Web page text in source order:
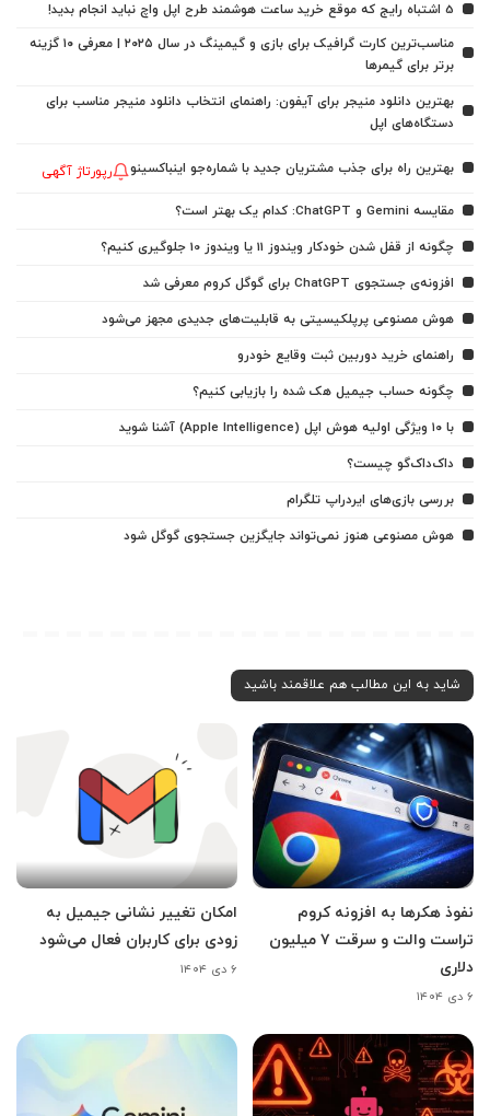
5 اشتباه رایج که موقع خرید ساعت هوشمند طرح اپل واچ نباید انجام بدید!
مناسب‌ترین کارت گرافیک برای بازی و گیمینگ در سال ۲۰۲۵ | معرفی ۱۰ گزینه
برتر برای گیمرها
بهترین دانلود منیجر برای آیفون: راهنمای انتخاب دانلود منیجر مناسب برای
دستگاه‌های اپل
بهترین راه برای جذب مشتریان جدید با شماره‌جو اینباکسینو رپورتاژ آگهی
مقایسه Gemini و ChatGPT: کدام یک بهتر است؟
چگونه از قفل شدن خودکار ویندوز 11 یا ویندوز 10 جلوگیری کنیم؟
افزونه‌ی جستجوی ChatGPT برای گوگل کروم معرفی شد
هوش مصنوعی پرپلکیسیتی به قابلیت‌های جدیدی مجهز می‌شود
راهنمای خرید دوربین ثبت وقایع خودرو
چگونه حساب جیمیل هک شده را بازیابی کنیم؟
با ۱۰ ویژگی اولیه هوش اپل (Apple Intelligence) آشنا شوید
داک‌داک‌گو چیست؟
بررسی بازی‌های ایردراپ تلگرام
هوش مصنوعی هنوز نمی‌تواند جایگزین جستجوی گوگل شود
شاید به این مطالب هم علاقمند باشید
نفوذ هکرها به افزونه کروم
تراست والت و سرقت ۷ میلیون
دلاری
۶ دی ۱۴۰۴
امکان تغییر نشانی جیمیل به
زودی برای کاربران فعال می‌شود
۶ دی ۱۴۰۴